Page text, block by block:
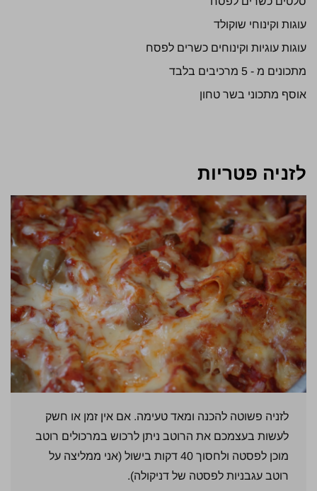
עוגות וקינוחי שוקולד
עוגות עוגיות וקינוחים כשרים לפסח
מתכונים מ - 5 מרכיבים בלבד
אוסף מתכוני בשר טחון
לזניה פטריות
לזניה פשוטה להכנה ומאד טעימה. אם אין זמן או חשק
לעשות בעצמכם את הרוטב ניתן לרכוש במרכולים רוטב
מוכן לפסטה ולחסוך 40 דקות בישול (אני ממליצה על
רוטב עגבניות לפסטה של דניקולה).